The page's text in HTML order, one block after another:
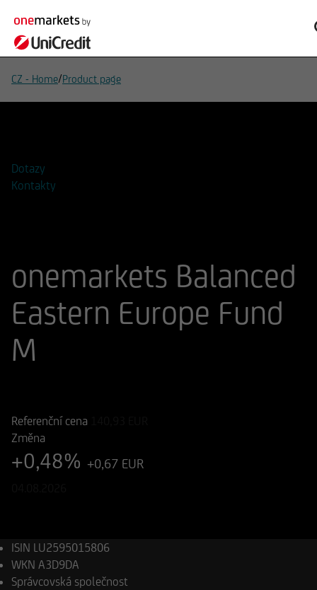
CZ - Home/Product page
Dotazy
Kontakty
onemarkets Balanced
Eastern Europe Fund
M
Referenční cena
Změna
+0,48% +0,67 EUR
ISIN LU2595015806
WKN A3D9DA
Správcovská společnost